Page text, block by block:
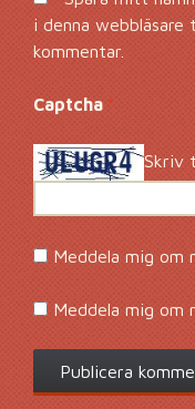
i denna webbläsare
kommentar.
Captcha *
Skriv
Meddela mig om
Meddela mig om